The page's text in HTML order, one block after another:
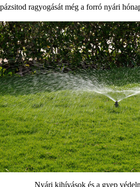
pázsitod ragyogását még a forró nyári
Nyári kihívások és a gyep